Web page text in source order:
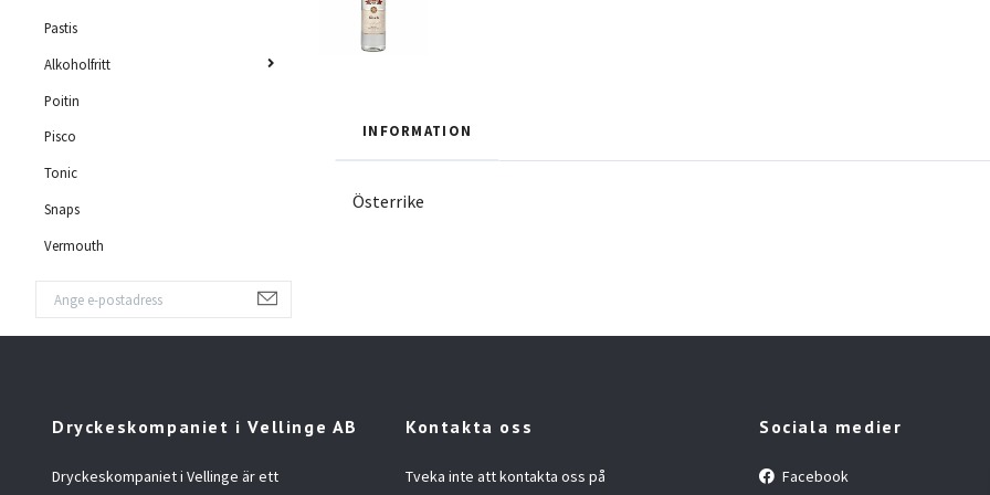
Pastis
Alkoholfritt
Poitin
Pisco
Tonic
Snaps
Vermouth
INFORMATION
Österrike
Dryckeskompaniet i Vellinge AB
Dryckeskompaniet i Vellinge är ett
Kontakta oss
Tveka inte att kontakta oss på
Sociala medier
Facebook